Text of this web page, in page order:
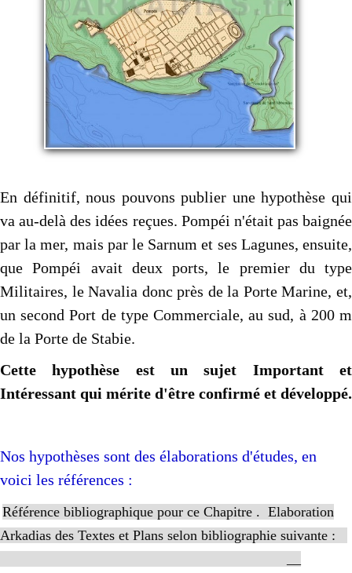
En définitif, nous pouvons publier une hypothèse qui
va au-delà des idées reçues. Pompéi n'était pas baignée
par la mer, mais par le Sarnum et ses Lagunes, ensuite,
que Pompéi avait deux ports, le premier du type
Militaires, le Navalia donc près de la Porte Marine, et,
un second Port de type Commerciale, au sud, à 200 m
de la Porte de Stabie.
Cette hypothèse est un sujet Important et
Intéressant qui mérite d'être confirmé et développé.
Nos hypothèses sont des élaborations d'études, en
voici les références :
Référence bibliographique pour ce Chapitre . Elaboration
Arkadias des Textes et Plans selon bibliographie suivante :